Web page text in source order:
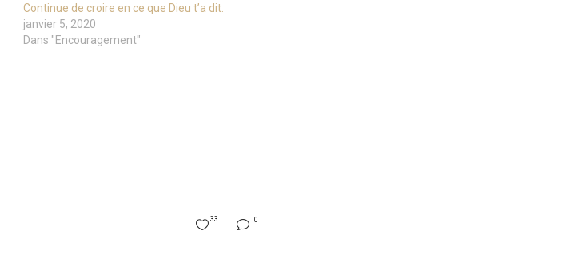
Continue de croire en ce que Dieu t’a dit.
janvier 5, 2020
Dans "Encouragement"
0
33